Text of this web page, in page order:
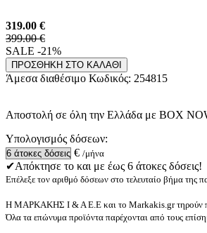
319.00 €
399.00 €
SALE -21%
ΠΡΟΣΘΗΚΗ ΣΤΟ ΚΑΛΑΘΙ
Άμεσα διαθέσιμο Κωδικός: 254815
Αποστολή σε όλη την Ελλάδα με BOX
Υπολογισμός δόσεων:
€ /μήνα
✔Απόκτησε το και με έως 6 άτοκες δόσεις!
Επέλεξε τον αριθμό δόσεων στο τελευταίο βήμα της
Η ΜΑΡΚΑΚΗΣ Ι & Α Ε.Ε και το Markakis.gr τηρούν
Όλα τα επώνυμα προϊόντα παρέχονται από τους